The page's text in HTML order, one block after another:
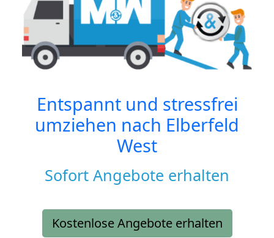
Entspannt und stressfrei
umziehen nach Elberfeld
West
Sofort Angebote erhalten
Kostenlose Angebote erhalten